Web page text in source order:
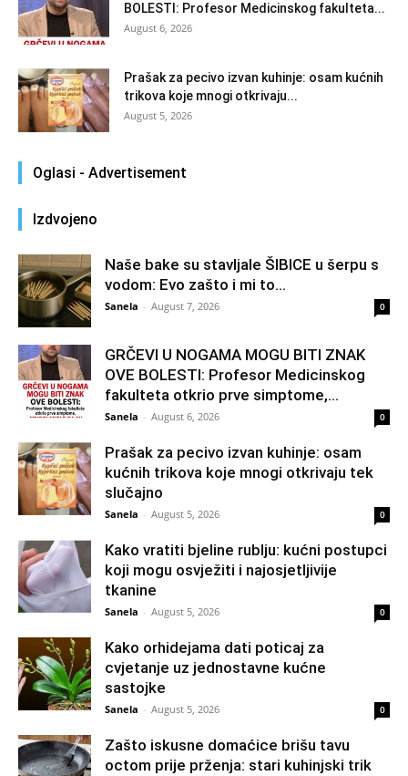
BOLESTI: Profesor Medicinskog fakulteta...
August 6, 2026
Prašak za pecivo izvan kuhinje: osam kućnih
trikova koje mnogi otkrivaju...
August 5, 2026
Oglasi - Advertisement
Izdvojeno
Naše bake su stavljale ŠIBICE u šerpu s
vodom: Evo zašto i mi to...
Sanela - August 7, 2026 0
GRČEVI U NOGAMA MOGU BITI ZNAK
OVE BOLESTI: Profesor Medicinskog
fakulteta otkrio prve simptome,...
Sanela - August 6, 2026 0
Prašak za pecivo izvan kuhinje: osam
kućnih trikova koje mnogi otkrivaju tek
slučajno
Sanela - August 5, 2026 0
Kako vratiti bjeline rublju: kućni postupci
koji mogu osvježiti i najosjetljivije
tkanine
Sanela - August 5, 2026 0
Kako orhidejama dati poticaj za
cvjetanje uz jednostavne kućne
sastojke
Sanela - August 5, 2026 0
Zašto iskusne domaćice brišu tavu
octom prije prženja: stari kuhinjski trik